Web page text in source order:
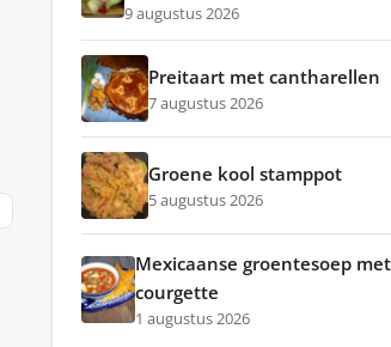
9 augustus 2026
Preitaart met cantharellen
7 augustus 2026
Groene kool stamppot
5 augustus 2026
Mexicaanse groentesoep
courgette
1 augustus 2026